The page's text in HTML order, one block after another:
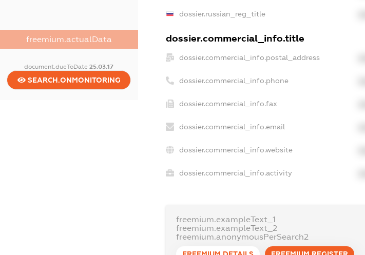
freemium.actualData
document.dueToDate25.03.17
SEARCH.ONMONITORING
dossier.russian_reg_title
dossier.commercial_info.title
dossier.commercial_info.postal_address
dossier.commercial_info.phone
dossier.commercial_info.fax
dossier.commercial_info.email
dossier.commercial_info.website
dossier.commercial_info.activity
freemium.exampleText_1
freemium.exampleText_2
freemium.anonymousPerSearch2